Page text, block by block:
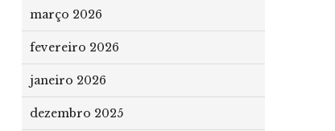
março 2026
fevereiro 2026
janeiro 2026
dezembro 2025